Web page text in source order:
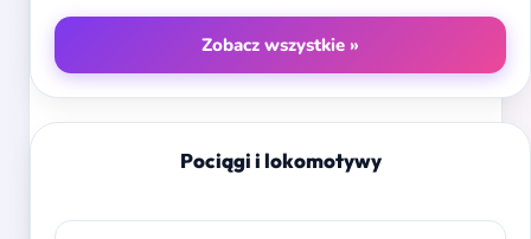
Zobacz wszystkie »
Pociągi i lokomotywy